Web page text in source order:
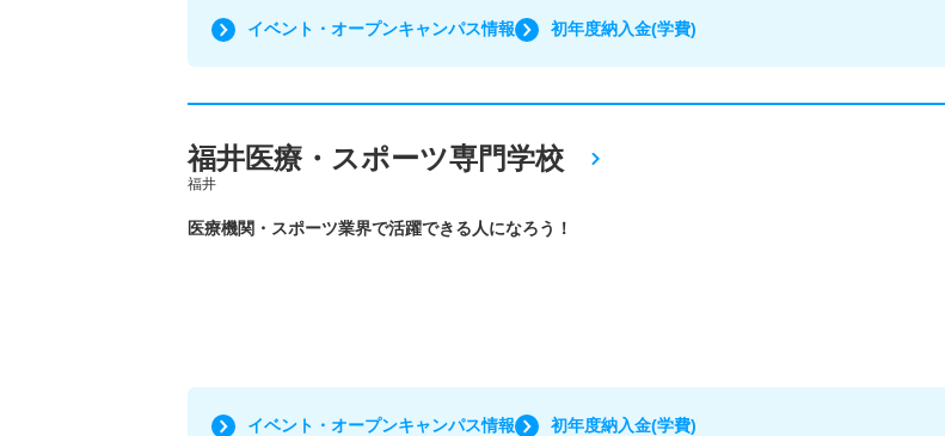
イベント・オープンキャンパス情報 初年度納入金(学費)
福井医療・スポーツ専門学校
福井
医療機関・スポーツ業界で活躍できる人になろう！
イベント・オープンキャンパス情報 初年度納入金(学費)